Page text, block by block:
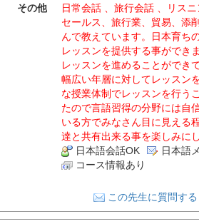
その他
日常会話 、旅行会話 、リス
セールス、旅行業、貿易、
んで教えています。日本育ち
レッスンを提供する事ができ
レッスンを進めることができ
幅広い年層に対してレッスン
な授業体制でレッスンを行う
たので言語習得の分野には自
いる方でみなさん目に見える
達と共有出来る事を楽しみに
日本語会話OK
日本語
コース情報あり
この先生に質問する